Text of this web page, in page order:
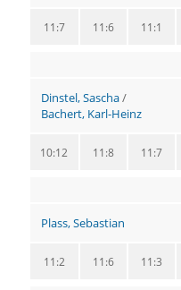
11:1
11:6
11:7
Dinstel, Sascha/
Bachert, Karl-Heinz
11:7
11:8
10:12
Plass, Sebastian
11:3
11:6
11:2